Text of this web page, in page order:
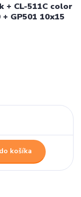
+ CL-511C color
GP501 10x15
košíka